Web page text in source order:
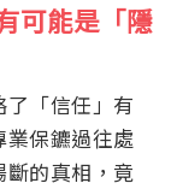
可能是「隱
「信任」有
保鑣過往處
的真相，竟